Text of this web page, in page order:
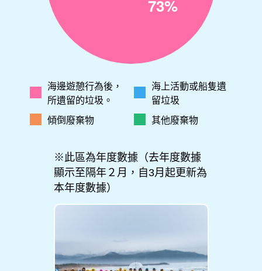
海邊遊憩行為後，
所遺留的垃圾。
海上活動或船隻遺
留垃圾
傾倒廢棄物
其他廢棄物
※此區為年度數據（去年度數據
顯示至隔年２月，自3月起更新為
本年度數據）